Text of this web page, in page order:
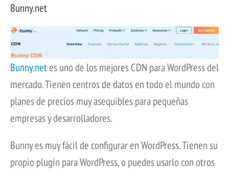
Bunny.net
Bunny.netes uno de los mejores CDN para WordPress del
mercado. Tienen centros de datos en todo el mundo con
planes de precios muy asequibles para pequeñas
empresas y desarrolladores.
Bunny es muy fácil de configurar en WordPress. Tienen su
propio plugin para WordPress, o puedes usarlo con otros